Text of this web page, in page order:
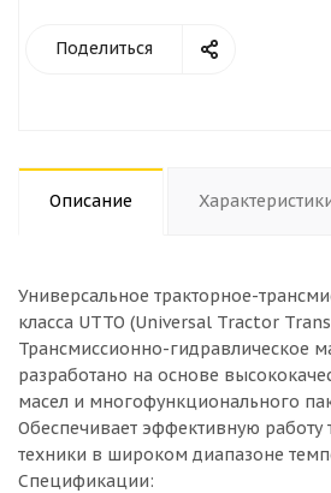
Поделиться
Описание
Универсальное тракторное-
класса UTTO (Universal Tractor
Трансмиссионно-гидравлическое
разработано на основе
масел и многофункционального
Обеспечивает эффективную работу
техники в широком диапазоне
Cпецификации: